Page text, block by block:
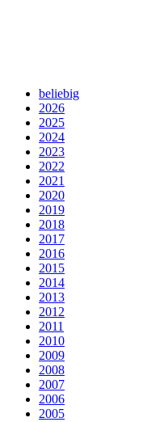
beliebig
2026
2025
2024
2023
2022
2021
2020
2019
2018
2017
2016
2015
2014
2013
2012
2011
2010
2009
2008
2007
2006
2005